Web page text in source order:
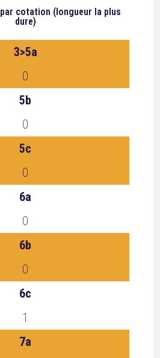
par cotation (longueur la plus
dure)
3>5a
0
5b
0
5c
0
6a
0
6b
0
6c
1
7a